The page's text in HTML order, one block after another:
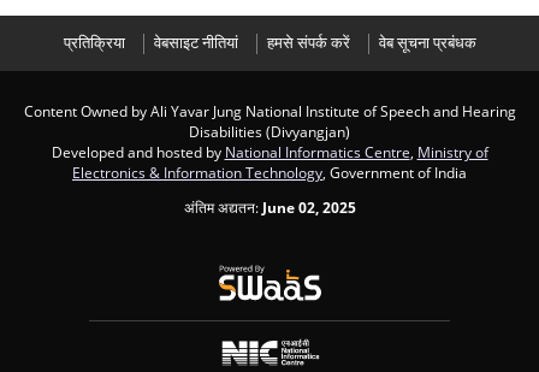
प्रतिक्रिया वेबसाइट नीतियां हमसे संपर्क करें वेब सूचना प्रबंधक
Content Owned by Ali Yavar Jung National Institute of Speech and Hearing
Disabilities (Divyangjan)
Developed and hosted by National Informatics Centre Ministry of
Electronics & Information Technology , Government of India
अंतिम अद्यतन: June 02, 2025